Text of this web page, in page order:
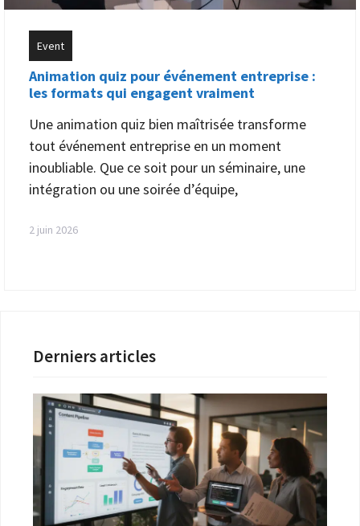
Event
Animation quiz pour événement entreprise :
les formats qui engagent vraiment
Une animation quiz bien maîtrisée transforme
tout événement entreprise en un moment
inoubliable. Que ce soit pour un séminaire, une
intégration ou une soirée d’équipe,
2 juin 2026
Derniers articles